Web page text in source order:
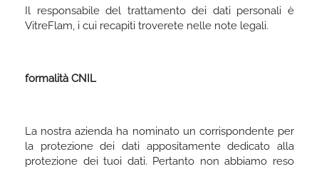
Il responsabile del trattamento dei dati personali è
VitreFlam, i cui recapiti troverete nelle note legali.
formalità CNIL
La nostra azienda ha nominato un corrispondente per
la protezione dei dati appositamente dedicato alla
protezione dei tuoi dati. Pertanto non abbiamo reso